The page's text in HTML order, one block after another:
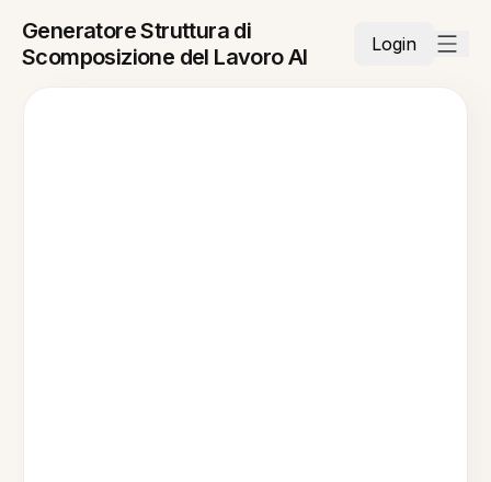
Generatore Struttura di
Scomposizione del Lavoro AI
Login